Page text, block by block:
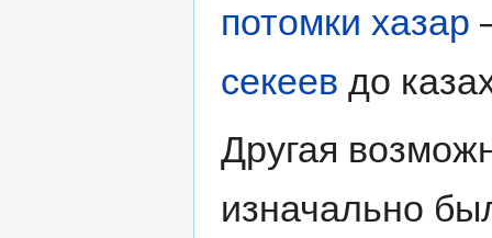
потомки хазар
секеев до
Другая
изначально